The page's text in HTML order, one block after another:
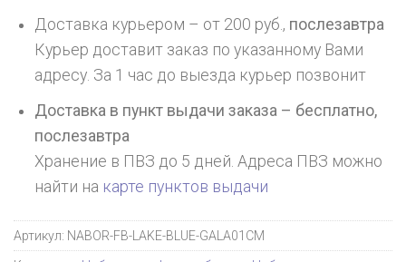
Доставка курьером – от 200 руб., послезавтра
Курьер доставит заказ по указанному Вами
адресу. За 1 час до выезда курьер позвонит
Доставка в пункт выдачи заказа – бесплатно,
послезавтра
Хранение в ПВЗ до 5 дней. Адреса ПВЗ можно
найти на карте пунктов выдачи
Артикул: NABOR-FB-LAKE-BLUE-GALA01CM